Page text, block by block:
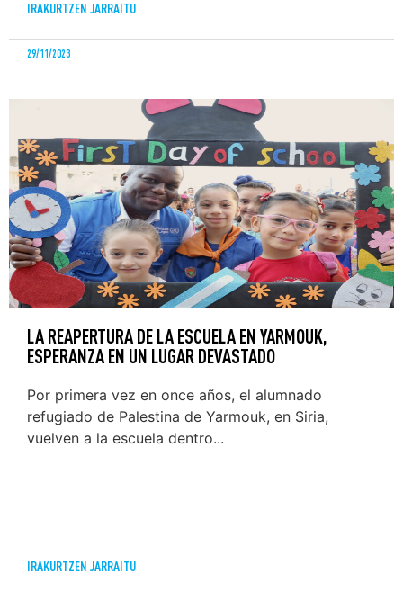
IRAKURTZEN JARRAITU
29/11/2023
LA REAPERTURA DE LA ESCUELA EN YARMOUK,
ESPERANZA EN UN LUGAR DEVASTADO
Por primera vez en once años, el alumnado
refugiado de Palestina de Yarmouk, en Siria,
vuelven a la escuela dentro...
IRAKURTZEN JARRAITU